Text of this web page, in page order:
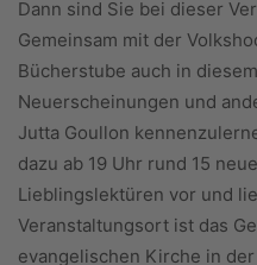
Dann sind Sie bei dieser
Gemeinsam mit der
Bücherstube auch in
Neuerscheinungen und
Jutta Goullon
dazu ab 19 Uhr rund 15
Lieblingslektüren vor und
Veranstaltungsort ist das
evangelischen Kirche in